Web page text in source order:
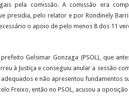
pela comissão. A comissão era
presidia, pelo relator e por Rondinely
o apoio de pelo menos 8 dos 11
Gelsimar Gonzaga (PSOL), que
à Justiça e conseguiu anular a sessão
e não apresentou fundamentos
Freixo, então no PSOL, acusou a